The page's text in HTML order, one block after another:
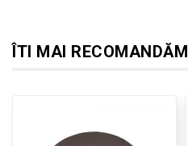
ÎTI MAI RECOMANDĂM